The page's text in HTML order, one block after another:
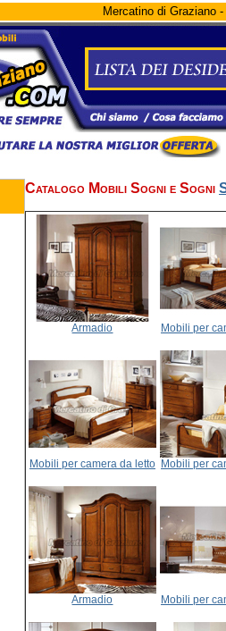
Mercatino di Graziano
Catalogo Mobili Sogni e Sogni
Armadio Mobili per
Mobili per camera da letto Mobili per
Armadio Mobili per